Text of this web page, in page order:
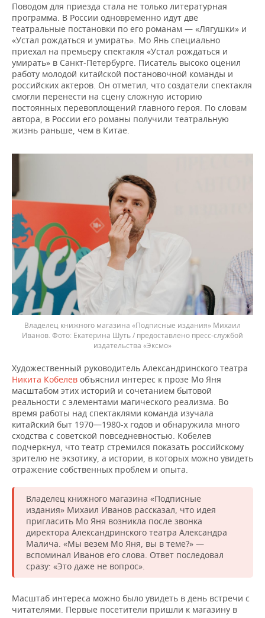
Поводом для приезда стала не только литературная
программа. В России одновременно идут две
театральные постановки по его романам — «Лягушки» и
«Устал рождаться и умирать». Мо Янь специально
приехал на премьеру спектакля «Устал рождаться и
умирать» в Санкт-Петербурге. Писатель высоко оценил
работу молодой китайской постановочной команды и
российских актеров. Он отметил, что создатели спектакля
смогли перенести на сцену сложную историю
постоянных перевоплощений главного героя. По словам
автора, в России его романы получили театральную
жизнь раньше, чем в Китае.
Владелец книжного магазина «Подписные издания» Михаил
Иванов.
Екатерина Шуть / предоставлено пресс-службой
издательства «Эксмо»
Художественный руководитель Александринского театра
Никита Кобелев объяснил интерес к прозе Мо Яня
масштабом этих историй и сочетанием бытовой
реальности с элементами магического реализма. Во
время работы над спектаклями команда изучала
китайский быт 1970—1980-х годов и обнаружила много
сходства с советской повседневностью. Кобелев
подчеркнул, что театр стремился показать российскому
зрителю не экзотику, а истории, в которых можно увидеть
отражение собственных проблем и опыта.
Владелец книжного магазина «Подписные
издания» Михаил Иванов рассказал, что идея
пригласить Мо Яня возникла после звонка
директора Александринского театра Александра
Малича. «Мы везем Мо Яня, вы в теме?» —
вспоминал Иванов его слова. Ответ последовал
сразу: «Это даже не вопрос».
Масштаб интереса можно было увидеть в день встречи с
читателями. Первые посетители пришли к магазину в